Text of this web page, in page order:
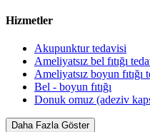
Hizmetler
Akupunktur tedavisi
Ameliyatsız bel fıtığı
Ameliyatsız boyun fıtığı
Bel - boyun fıtığı
Donuk omuz (adeziv
Daha Fazla Göster